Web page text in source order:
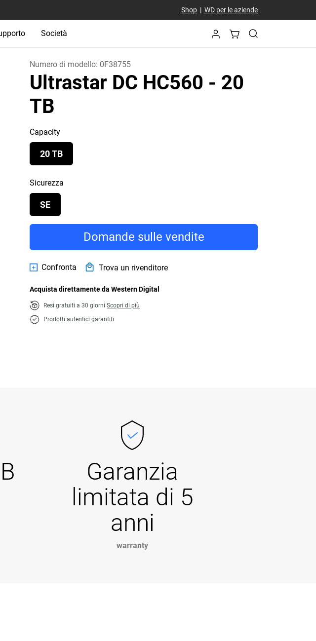
Shop| WD per le aziende
Società
Numero di modello: 0F38755
Ultrastar DC HC560 - 20
TB
Capacity
20 TB
Sicurezza
SE
Domande sulle vendite
Confronta Trova un rivenditore
Acquista direttamente da Western Digital
Resi gratuiti a 30 giorniScopri di più
Prodotti autentici garantiti
Garanzia
limitata di 5
anni
warranty